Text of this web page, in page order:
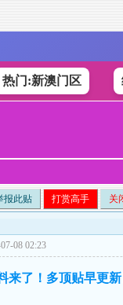
热门:新澳门区
报此贴 打赏高手 关
08 02:23
来了！多顶贴早更新